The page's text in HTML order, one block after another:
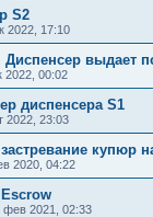
S2
2022, 17:10
Диспенсер выдает
2022, 00:02
диспенсера S1
2022, 23:03
застревание купюр
2020, 04:22
Escrow
фев 2021, 02:33